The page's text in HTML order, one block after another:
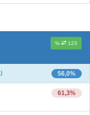
% 123
56,0%
61,3%